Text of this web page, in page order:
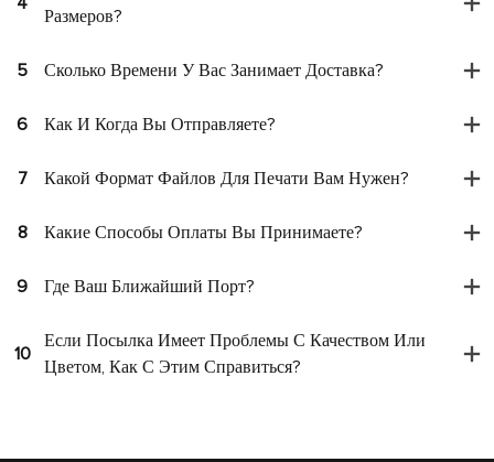
Размеров?
5 Сколько Времени У Вас Занимает Доставка?
6 Как И Когда Вы Отправляете?
7 Какой Формат Файлов Для Печати Вам Нужен?
8 Какие Способы Оплаты Вы Принимаете?
9 Где Ваш Ближайший Порт?
10
Если Посылка Имеет Проблемы С Качеством Или
Цветом, Как С Этим Справиться?